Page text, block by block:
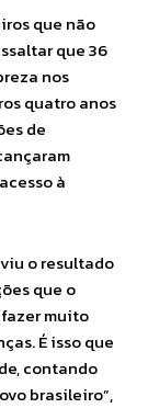
que não
que 36
nos
quatro anos
de
à
o resultado
que o
muito
É isso que
contando
brasileiro”,